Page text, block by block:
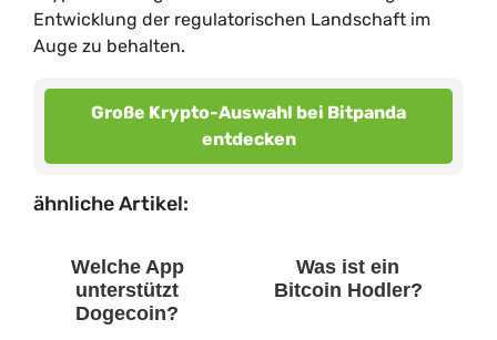
Entwicklung der regulatorischen Landschaft im
Auge zu behalten.
Große Krypto-Auswahl bei Bitpanda
entdecken
ähnliche Artikel:
Welche App
unterstützt
Dogecoin?
Was ist ein
Bitcoin Hodler?